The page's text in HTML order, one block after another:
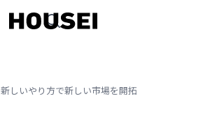
新しいやり方で新しい市場を開拓